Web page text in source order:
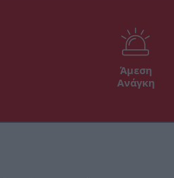
Άμεση
Ανάγκη